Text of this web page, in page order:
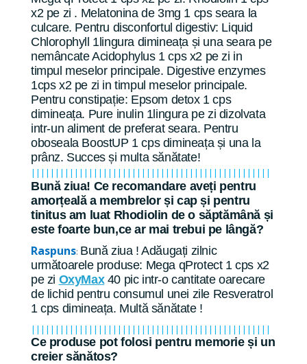
x2 pe zi . Melatonina de 3mg 1 cps seara la
culcare. Pentru disconfortul digestiv: Liquid
Chlorophyll 1lingura dimineața și una seara pe
nemâncate Acidophylus 1 cps x2 pe zi in
timpul meselor principale. Digestive enzymes
1cps x2 pe zi in timpul meselor principale.
Pentru constipație: Epsom detox 1 cps
dimineața. Pure inulin 1lingura pe zi dizolvata
intr-un aliment de preferat seara. Pentru
oboseala BoostUP 1 cps dimineața și una la
prânz. Succes și multa sănătate!
||||||||||||||||||||||||||||||||||||||||||||||||||
Bună ziua! Ce recomandare aveți pentru
amorțeală a membrelor și cap și pentru
tinitus am luat Rhodiolin de o săptămână și
este foarte bun,ce ar mai trebui pe lângă?
Raspuns: Bună ziua ! Adăugați zilnic
următoarele produse: Mega qProtect 1 cps x2
pe zi OxyMax40 pic intr-o cantitate oarecare
de lichid pentru consumul unei zile Resveratrol
1 cps dimineața. Multă sănătate !
||||||||||||||||||||||||||||||||||||||||||||||||||
Ce produse pot folosi pentru memorie și un
creier sănătos?